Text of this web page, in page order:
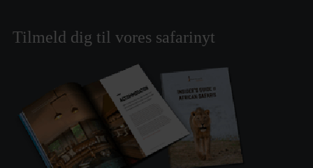
Tilmeld dig til vores safarinyt